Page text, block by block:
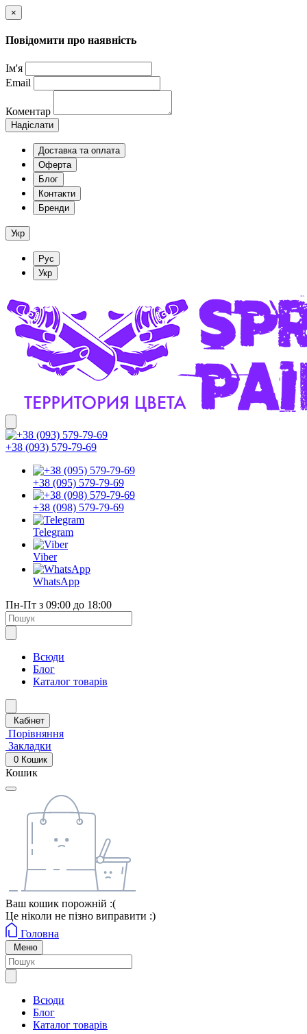
×
Повідомити про наявність
Ім'я
Email
Коментар
Надіслати
Доставка та оплата
Оферта
Блог
Контакти
Бренди
Укр
Рус
Укр
+38 (093) 579-79-69
+38 (095) 579-79-69
+38 (098) 579-79-69
Telegram
Viber
WhatsApp
Пн-Пт з 09:00 до 18:00
Всюди
Блог
Каталог товарів
Кабінет
Порівняння
Закладки
0 Кошик
Кошик
Ваш кошик порожній :(
Це ніколи не пізно виправити :)
Головна
Меню
Всюди
Блог
Каталог товарів